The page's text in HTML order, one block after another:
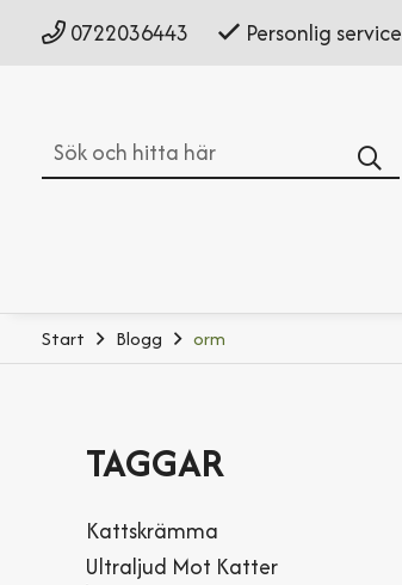
0722036443 Personlig service
Sök
Start Blogg orm
TAGGAR
Kattskrämma
Ultraljud Mot Katter